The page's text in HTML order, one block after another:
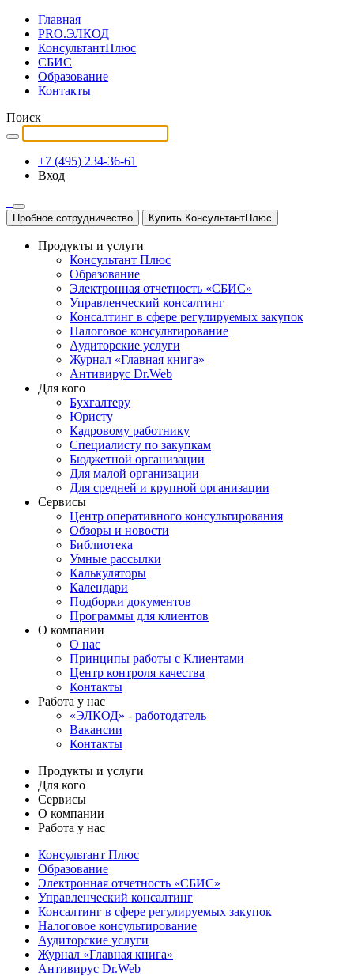
Главная
PRO.ЭЛКОД
КонсультантПлюс
СБИС
Образование
Контакты
Поиск
+7 (495) 234-36-61
Вход
Пробное сотрудничество Купить КонсультантПлюс
Продукты и услуги
Консультант Плюс
Образование
Электронная отчетность «СБИС»
Управленческий консалтинг
Консалтинг в сфере регулируемых закупок
Налоговое консультирование
Аудиторские услуги
Журнал «Главная книга»
Антивирус Dr.Web
Для кого
Бухгалтеру
Юристу
Кадровому работнику
Специалисту по закупкам
Бюджетной организации
Для малой организации
Для средней и крупной организации
Сервисы
Центр оперативного консультирования
Обзоры и новости
Библиотека
Умные рассылки
Калькуляторы
Календари
Подборки документов
Программы для клиентов
О компании
О нас
Принципы работы с Клиентами
Центр контроля качества
Контакты
Работа у нас
«ЭЛКОД» - работодатель
Вакансии
Контакты
Продукты и услуги
Для кого
Сервисы
О компании
Работа у нас
Консультант Плюс
Образование
Электронная отчетность «СБИС»
Управленческий консалтинг
Консалтинг в сфере регулируемых закупок
Налоговое консультирование
Аудиторские услуги
Журнал «Главная книга»
Антивирус Dr.Web